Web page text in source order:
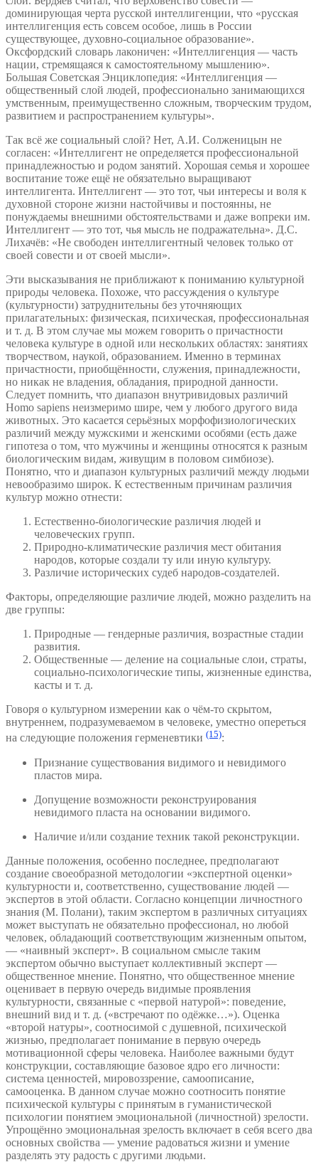
доминирующая черта русской интеллигенции, что «русская
интеллигенция есть совсем особое, лишь в России
существующее, духовно-социальное образование».
Оксфордский словарь лаконичен: «Интеллигенция — часть
нации, стремящаяся к самостоятельному мышлению».
Большая Советская Энциклопедия: «Интеллигенция —
общественный слой людей, профессионально занимающихся
умственным, преимущественно сложным, творческим трудом,
развитием и распространением культуры».
Так всё же социальный слой? Нет, А.И. Солженицын не
согласен: «Интеллигент не определяется профессиональной
принадлежностью и родом занятий. Хорошая семья и хорошее
воспитание тоже ещё не обязательно выращивают
интеллигента. Интеллигент — это тот, чьи интересы и воля к
духовной стороне жизни настойчивы и постоянны, не
понуждаемы внешними обстоятельствами и даже вопреки им.
Интеллигент — это тот, чья мысль не подражательна». Д.С.
Лихачёв: «Не свободен интеллигентный человек только от
своей совести и от своей мысли».
Эти высказывания не приближают к пониманию культурной
природы человека. Похоже, что рассуждения о культуре
(культурности) затруднительны без уточняющих
прилагательных: физическая, психическая, профессиональная
и т. д. В этом случае мы можем говорить о причастности
человека культуре в одной или нескольких областях: занятиях
творчеством, наукой, образованием. Именно в терминах
причастности, приобщённости, служения, принадлежности,
но никак не владения, обладания, природной данности.
Следует помнить, что диапазон внутривидовых различий
Homo sapiens неизмеримо шире, чем у любого другого вида
животных. Это касается серьёзных морфофизиологических
различий между мужскими и женскими особями (есть даже
гипотеза о том, что мужчины и женщины относятся к разным
биологическим видам, живущим в половом симбиозе).
Понятно, что и диапазон культурных различий между людьми
невообразимо широк. К естественным причинам различия
культур можно отнести:
Естественно-биологические различия людей и
человеческих групп.
Природно-климатические различия мест обитания
народов, которые создали ту или иную культуру.
Различие исторических судеб народов-создателей.
Факторы, определяющие различие людей, можно разделить на
две группы:
Природные — гендерные различия, возрастные стадии
развития.
Общественные — деление на социальные слои, страты,
социально-психологические типы, жизненные единства,
касты и т. д.
Говоря о культурном измерении как о чём-то скрытом,
внутреннем, подразумеваемом в человеке, уместно опереться
на следующие положения герменевтики (15):
Признание существования видимого и невидимого
пластов мира.
Допущение возможности реконструирования
невидимого пласта на основании видимого.
Наличие и/или создание техник такой реконструкции.
Данные положения, особенно последнее, предполагают
создание своеобразной методологии «экспертной оценки»
культурности и, соответственно, существование людей —
экспертов в этой области. Согласно концепции личностного
знания (М. Полани), таким экспертом в различных ситуациях
может выступать не обязательно профессионал, но любой
человек, обладающий соответствующим жизненным опытом,
— «наивный эксперт». В социальном смысле таким
экспертом обычно выступает коллективный эксперт —
общественное мнение. Понятно, что общественное мнение
оценивает в первую очередь видимые проявления
культурности, связанные с «первой натурой»: поведение,
внешний вид и т. д. («встречают по одёжке…»). Оценка
«второй натуры», соотносимой с душевной, психической
жизнью, предполагает понимание в первую очередь
мотивационной сферы человека. Наиболее важными будут
конструкции, составляющие базовое ядро его личности:
система ценностей, мировоззрение, самоописание,
самооценка. В данном случае можно соотносить понятие
психической культуры с принятым в гуманистической
психологии понятием эмоциональной (личностной) зрелости.
Упрощённо эмоциональная зрелость включает в себя всего два
основных свойства — умение радоваться жизни и умение
разделять эту радость с другими людьми.